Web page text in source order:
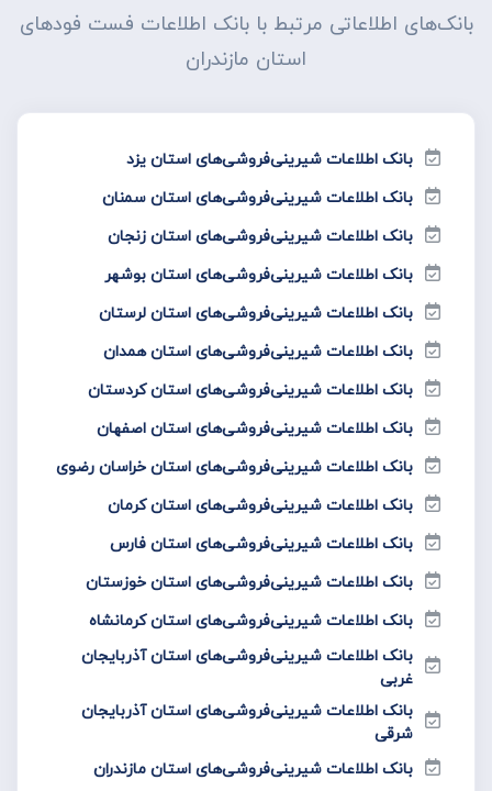
بانک‌های اطلاعاتی مرتبط با بانک اطلاعات فست فود‌های
استان مازندران
بانک اطلاعات شیرینی‌فروشی‌های استان یزد
بانک اطلاعات شیرینی‌فروشی‌های استان سمنان
بانک اطلاعات شیرینی‌فروشی‌های استان زنجان
بانک اطلاعات شیرینی‌فروشی‌های استان بوشهر
بانک اطلاعات شیرینی‌فروشی‌های استان لرستان
بانک اطلاعات شیرینی‌فروشی‌های استان همدان
بانک اطلاعات شیرینی‌فروشی‌های استان کردستان
بانک اطلاعات شیرینی‌فروشی‌های استان اصفهان
بانک اطلاعات شیرینی‌فروشی‌های استان خراسان رضوی
بانک اطلاعات شیرینی‌فروشی‌های استان کرمان
بانک اطلاعات شیرینی‌فروشی‌های استان فارس
بانک اطلاعات شیرینی‌فروشی‌های استان خوزستان
بانک اطلاعات شیرینی‌فروشی‌های استان کرمانشاه
بانک اطلاعات شیرینی‌فروشی‌های استان آذربایجان
غربی
بانک اطلاعات شیرینی‌فروشی‌های استان آذربایجان
شرقی
بانک اطلاعات شیرینی‌فروشی‌های استان مازندران